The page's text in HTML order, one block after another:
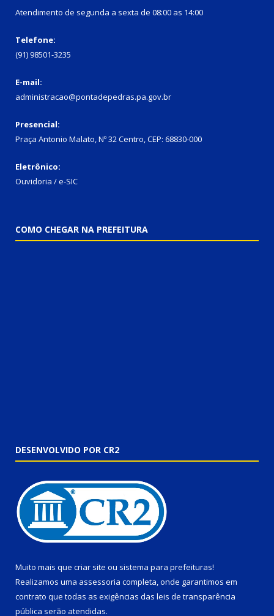
Atendimento de segunda a sexta de 08:00 as 14:00
Telefone:
(91) 98501-3235
E-mail:
administracao@pontadepedras.pa.gov.br
Presencial:
Praça Antonio Malato, Nº 32 Centro, CEP: 68830-000
Eletrônico:
Ouvidoria / e-SIC
COMO CHEGAR NA PREFEITURA
DESENVOLVIDO POR CR2
Muito mais que criar site ou sistema para prefeituras!
Realizamos uma assessoria completa, onde garantimos em
contrato que todas as exigências das leis de transparência
pública serão atendidas.